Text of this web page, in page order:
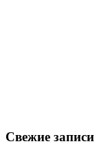
Свежие записи